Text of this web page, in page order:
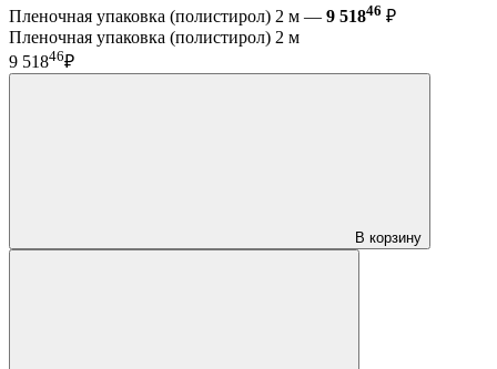
Пленочная упаковка (полистирол) 2 м — 9 51846 ₽
Пленочная упаковка (полистирол) 2 м
9 51846₽
В корзину